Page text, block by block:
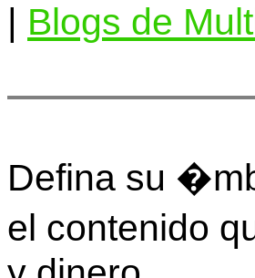
Blogs de
Defina su
el contenido